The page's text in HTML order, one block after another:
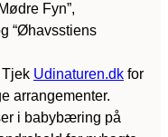
Fyn”,
“Øhavsstiens
Tjek Udinaturen.dk for
arrangementer.
i babybæring på